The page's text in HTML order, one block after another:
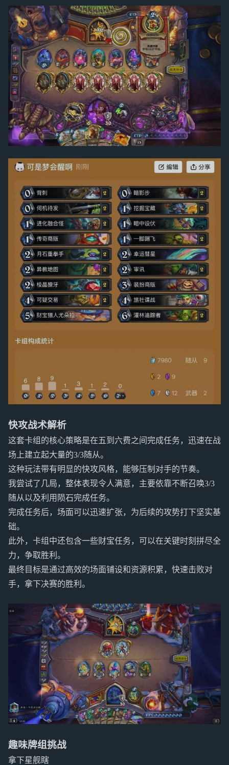
快攻战术解析
这套卡组的核心策略是在五到六费之间完成任务，迅速在战
场上建立起大量的3/3随从。
这种玩法带有明显的快攻风格，能够压制对手的节奏。
我尝试了几局，整体表现令人满意，主要依靠不断召唤3/3
随从以及利用陨石完成任务。
完成任务后，场面可以迅速扩张，为后续的攻势打下坚实基
础。
此外，卡组中还包含一些财宝任务，可以在关键时刻拼尽全
力，争取胜利。
最终目标是通过高效的场面铺设和资源积累，快速击败对
手，拿下决赛的胜利。
趣味牌组挑战
拿下星舰瞎